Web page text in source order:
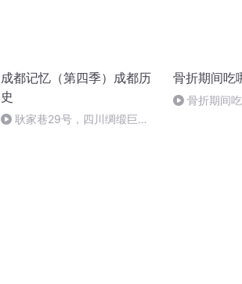
成都记忆（第四季）成都历
史
耿家巷29号，四川绸缎巨商
骨折期间吃
骨折期间